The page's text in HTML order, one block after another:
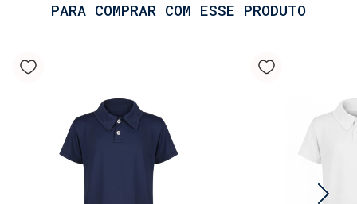
PARA COMPRAR COM ESSE PRODUTO